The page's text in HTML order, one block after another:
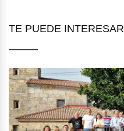
TE PUEDE INTERESAR